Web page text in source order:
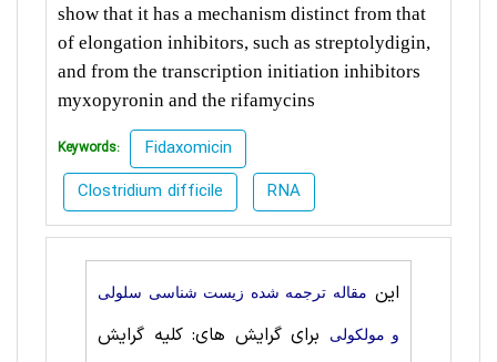
show that it has a mechanism distinct from that
of elongation inhibitors, such as streptolydigin,
and from the transcription initiation inhibitors
myxopyronin and the rifamycins
Keywords:
Fidaxomicin
Clostridium difficile
RNA
این مقاله ترجمه شده زیست شناسی سلولی
و مولکولی
برای گرایش های: کلیه گرایش